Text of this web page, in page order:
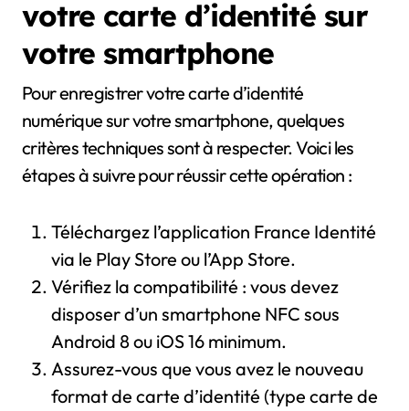
votre carte d’identité sur
votre smartphone
Pour enregistrer votre carte d’identité
numérique sur votre smartphone, quelques
critères techniques sont à respecter. Voici les
étapes à suivre pour réussir cette opération :
Téléchargez l’application France Identité
via le Play Store ou l’App Store.
Vérifiez la compatibilité : vous devez
disposer d’un smartphone NFC sous
Android 8 ou iOS 16 minimum.
Assurez-vous que vous avez le nouveau
format de carte d’identité (type carte de